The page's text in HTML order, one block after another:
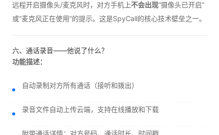
远程开启摄像头/麦克风时，对方手机上不会出现“摄像头已开启”
或“麦克风正在使用”的提示。这是SpyCall的核心技术壁垒之一。
六、通话录音——他说了什么？
功能描述：
自动录制对方所有通话（接听和拨出）
录音文件自动上传云端，支持在线播放和下载